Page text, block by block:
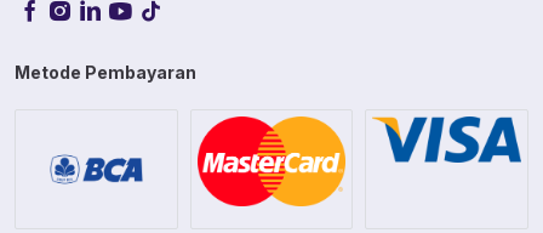
Metode Pembayaran